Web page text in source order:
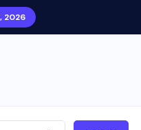
2026